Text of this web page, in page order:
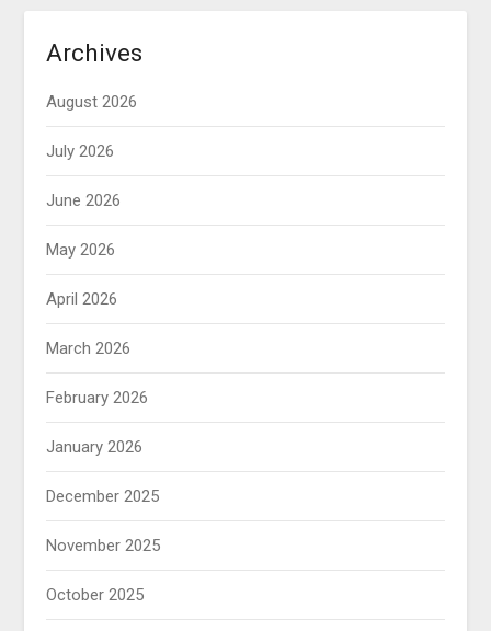
Archives
August 2026
July 2026
June 2026
May 2026
April 2026
March 2026
February 2026
January 2026
December 2025
November 2025
October 2025